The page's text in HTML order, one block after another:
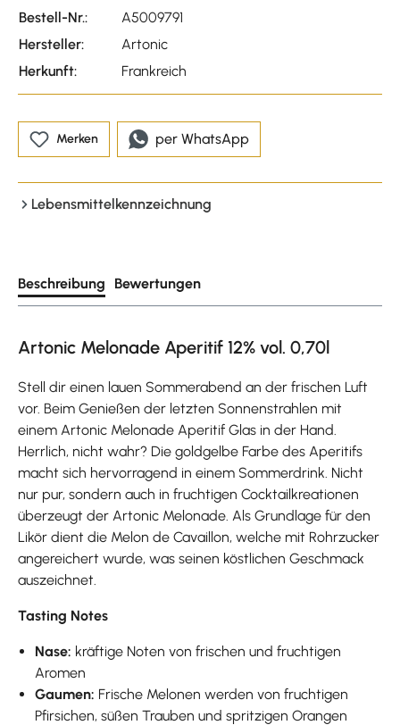
Bestell-Nr.:
A5009791
Hersteller:
Artonic
Herkunft:
Frankreich
Merken per WhatsApp
Lebensmittelkennzeichnung
Beschreibung Bewertungen
Artonic Melonade Aperitif 12% vol. 0,70l
Stell dir einen lauen Sommerabend an der frischen Luft
vor. Beim Genießen der letzten Sonnenstrahlen mit
einem Artonic Melonade Aperitif Glas in der Hand.
Herrlich, nicht wahr? Die goldgelbe Farbe des Aperitifs
macht sich hervorragend in einem Sommerdrink. Nicht
nur pur, sondern auch in fruchtigen Cocktailkreationen
überzeugt der Artonic Melonade. Als Grundlage für den
Likör dient die Melon de Cavaillon, welche mit Rohrzucker
angereichert wurde, was seinen köstlichen Geschmack
auszeichnet.
Tasting Notes
Nase: kräftige Noten von frischen und fruchtigen
Aromen
Gaumen: Frische Melonen werden von fruchtigen
Pfirsichen, süßen Trauben und spritzigen Orangen